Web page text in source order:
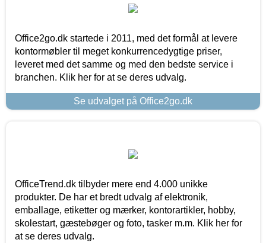
Office2go.dk startede i 2011, med det formål at levere
kontormøbler til meget konkurrencedygtige priser,
leveret med det samme og med den bedste service i
branchen. Klik her for at se deres udvalg.
Se udvalget på Office2go.dk
OfficeTrend.dk tilbyder mere end 4.000 unikke
produkter. De har et bredt udvalg af elektronik,
emballage, etiketter og mærker, kontorartikler, hobby,
skolestart, gæstebøger og foto, tasker m.m. Klik her for
at se deres udvalg.